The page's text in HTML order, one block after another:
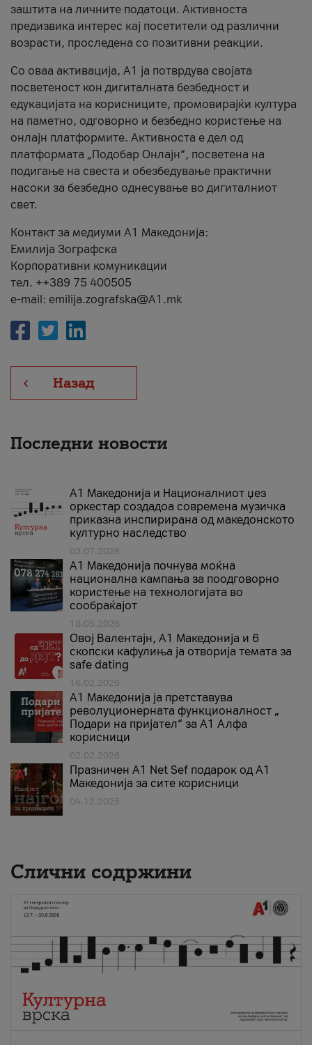
заштита на личните податоци. Активноста
предизвика интерес кај посетители од различни
возрасти, проследена со позитивни реакции.
Со оваа активација, А1 ја потврдува својата
посветеност кон дигиталната безбедност и
едукацијата на корисниците, промовирајќи култура
на паметно, одговорно и безбедно користење на
онлајн платформите. Активноста е дел од
платформата „Подобар Онлајн“, посветена на
подигање на свеста и обезбедување практични
насоки за безбедно однесување во дигиталниот
свет.
Контакт за медиуми А1 Македонија:
Емилија Зографска
Корпоративни комуникации
тел. ++389 75 400505
e-mail: emilija.zografska@A1.mk
Назад
Последни новости
А1 Македонија и Националниот џез
оркестар создадоа современа музичка
приказна инспирирана од македонското
културно наследство
03.07.2026
A1 Македонија почнува моќна
национална кампања за поодговорно
користење на технологијата во
сообраќајот
18.05.2026
Овој Валентајн, A1 Македонија и 6
скопски кафулиња ја отворија темата за
safe dating
16.02.2026
А1 Македонија ја претставува
револуционерната функционалност „
Подари на пријател“ за А1 Алфа
корисници
02.02.2026
Празничен A1 Net Sеf подарок од А1
Македонија за сите корисници
04.12.2025
Слични содржини